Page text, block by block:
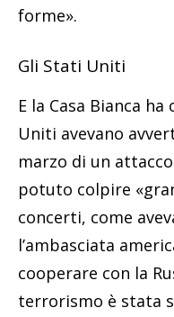
forme».
Gli Stati Uniti
E la Casa Bianca
Uniti avevano
marzo di un
potuto colpire
concerti, come
l’ambasciata
cooperare con la
terrorismo è stata